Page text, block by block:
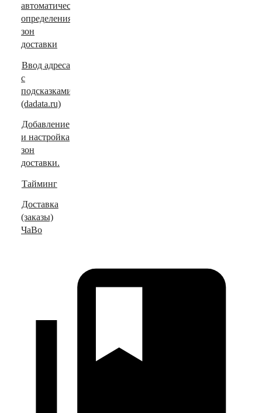
автоматического
определения
зон
доставки
Ввод адреса
с
подсказками
(dadata.ru)
Добавление
и настройка
зон
доставки.
Тайминг
Доставка
(заказы)
ЧаВо